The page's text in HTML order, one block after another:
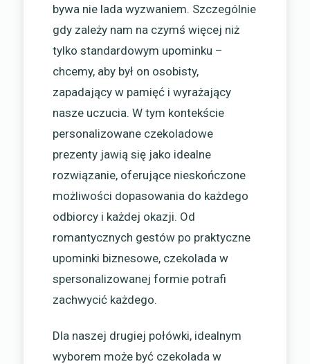
bywa nie lada wyzwaniem. Szczególnie
gdy zależy nam na czymś więcej niż
tylko standardowym upominku –
chcemy, aby był on osobisty,
zapadający w pamięć i wyrażający
nasze uczucia. W tym kontekście
personalizowane czekoladowe
prezenty jawią się jako idealne
rozwiązanie, oferujące nieskończone
możliwości dopasowania do każdego
odbiorcy i każdej okazji. Od
romantycznych gestów po praktyczne
upominki biznesowe, czekolada w
spersonalizowanej formie potrafi
zachwycić każdego.
Dla naszej drugiej połówki, idealnym
wyborem może być czekolada w